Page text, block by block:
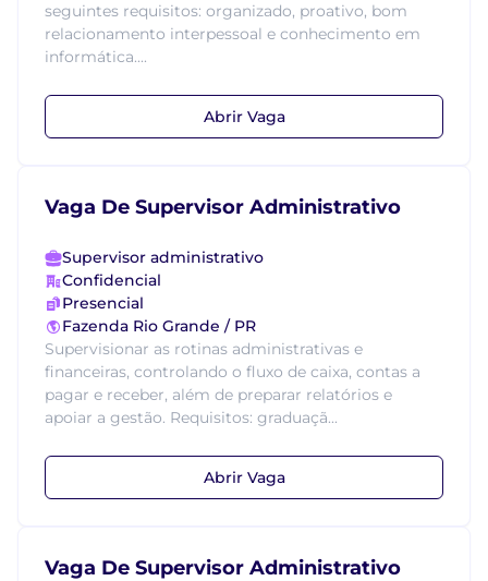
seguintes requisitos: organizado, proativo, bom
relacionamento interpessoal e conhecimento em
informática....
Abrir Vaga
Vaga De Supervisor Administrativo
Supervisor administrativo
Confidencial
Presencial
Fazenda Rio Grande / PR
Supervisionar as rotinas administrativas e
financeiras, controlando o fluxo de caixa, contas a
pagar e receber, além de preparar relatórios e
apoiar a gestão. Requisitos: graduaçã...
Abrir Vaga
Vaga De Supervisor Administrativo